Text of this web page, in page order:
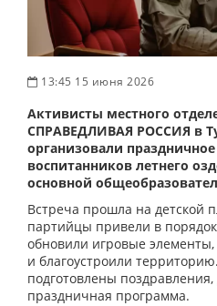
13:45 15 июня 2026
Активисты местного
СПРАВЕДЛИВАЯ РОССИЯ в
организовали
воспитанников летнего
основной
Встреча прошла на детской
партийцы привели в
обновили игровые
и благоустроили
подготовлены
праздничная программа.